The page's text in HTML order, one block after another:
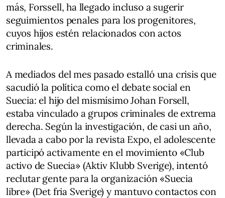
más, Forssell, ha llegado incluso a sugerir
seguimientos penales para los progenitores,
cuyos hijos estén relacionados con actos
criminales.
A mediados del mes pasado estalló una crisis que
sacudió la política como el debate social en
Suecia: el hijo del mismísimo Johan Forsell,
estaba vinculado a grupos criminales de extrema
derecha. Según la investigación, de casi un año,
llevada a cabo por la revista Expo, el adolescente
participó activamente en el movimiento «Club
activo de Suecia» (Aktiv Klubb Sverige), intentó
reclutar gente para la organización «Suecia
libre» (Det fria Sverige) y mantuvo contactos con